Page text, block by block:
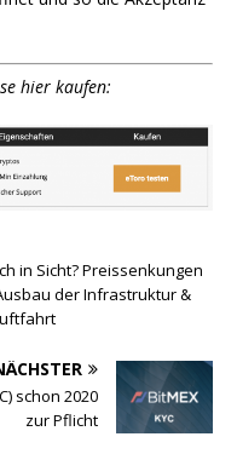
hier kaufen:
in Sicht? Preissenkungen
der Infrastruktur &
schon 2020
zur Pflicht